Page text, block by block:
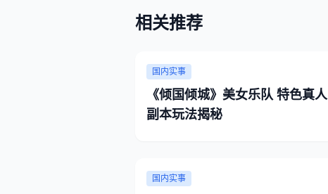
相关推荐
国内实事
《倾国倾城》美女乐队 特色真人
副本玩法揭秘
国内实事